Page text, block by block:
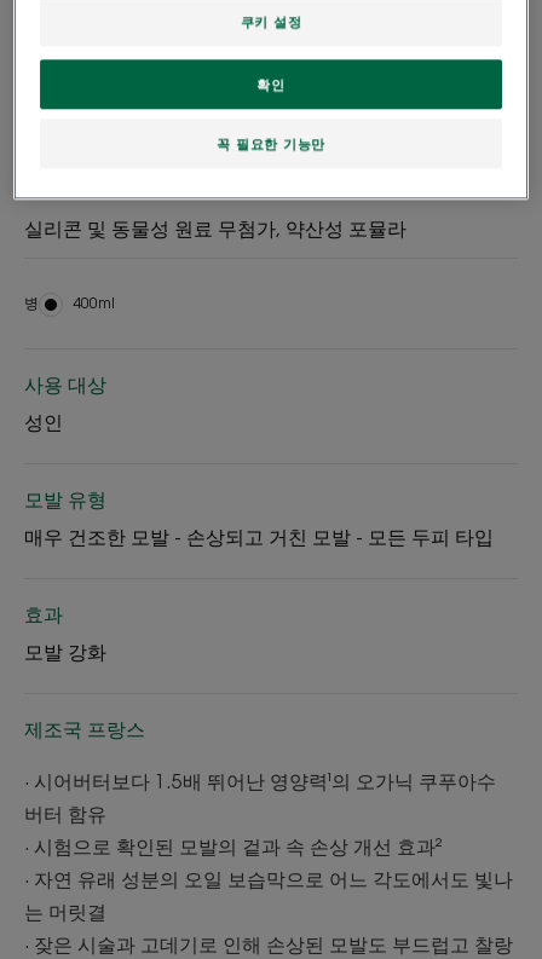
갈라지고 끊어지는 극손상 모발용
아마존의 강력한 보습 버터로
실리콘 및 동물성 원료 무첨가, 약산성 포뮬라
병 병
400ml
사용 대상
성인
모발 유형
매우 건조한 모발 - 손상되고 거친 모발 - 모든 두피 타입
효과
모발 강화
제조국 프랑스
∙ 시어버터보다 1.5배 뛰어난 영양력¹의 오가닉 쿠푸아수
버터 함유
∙ 시험으로 확인된 모발의 겉과 속 손상 개선 효과²
∙ 자연 유래 성분의 오일 보습막으로 어느 각도에서도 빛나
는 머릿결
∙ 잦은 시술과 고데기로 인해 손상된 모발도 부드럽고 찰랑
쿠키 설정
꼭 필요한 기능만
확인